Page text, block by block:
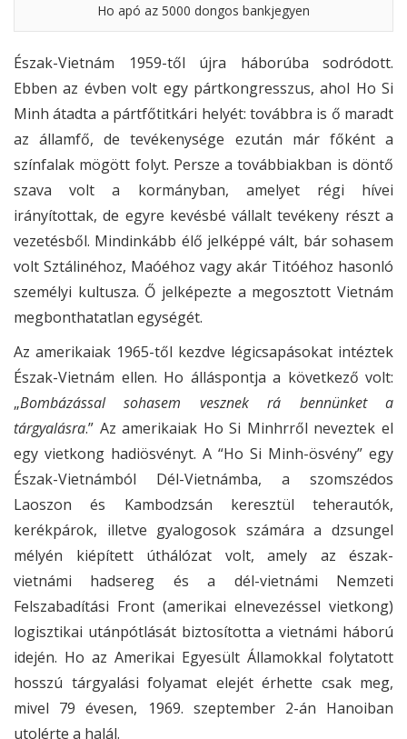
Ho apó az 5000 dongos bankjegyen
Észak-Vietnám 1959-től újra háborúba sodródott.
Ebben az évben volt egy pártkongresszus, ahol Ho Si
Minh átadta a pártfőtitkári helyét: továbbra is ő maradt
az államfő, de tevékenysége ezután már főként a
színfalak mögött folyt. Persze a továbbiakban is döntő
szava volt a kormányban, amelyet régi hívei
irányítottak, de egyre kevésbé vállalt tevékeny részt a
vezetésből. Mindinkább élő jelképpé vált, bár sohasem
volt Sztálinéhoz, Maóéhoz vagy akár Titóéhoz hasonló
személyi kultusza. Ő jelképezte a megosztott Vietnám
megbonthatatlan egységét.
Az amerikaiak 1965-től kezdve légicsapásokat intéztek
Észak-Vietnám ellen. Ho álláspontja a következő volt:
„Bombázással sohasem vesznek rá bennünket a
tárgyalásra.” Az amerikaiak Ho Si Minhrről neveztek el
egy vietkong hadiösvényt. A “Ho Si Minh-ösvény” egy
Észak-Vietnámból Dél-Vietnámba, a szomszédos
Laoszon és Kambodzsán keresztül teherautók,
kerékpárok, illetve gyalogosok számára a dzsungel
mélyén kiépített úthálózat volt, amely az észak-
vietnámi hadsereg és a dél-vietnámi Nemzeti
Felszabadítási Front (amerikai elnevezéssel vietkong)
logisztikai utánpótlását biztosította a vietnámi háború
idején. Ho az Amerikai Egyesült Államokkal folytatott
hosszú tárgyalási folyamat elejét érhette csak meg,
mivel 79 évesen, 1969. szeptember 2-án Hanoiban
utolérte a halál.